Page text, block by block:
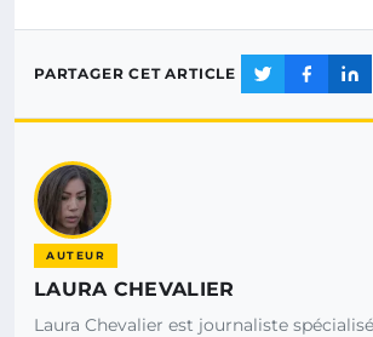
PARTAGER CET ARTICLE
AUTEUR
LAURA CHEVALIER
Laura Chevalier est journaliste